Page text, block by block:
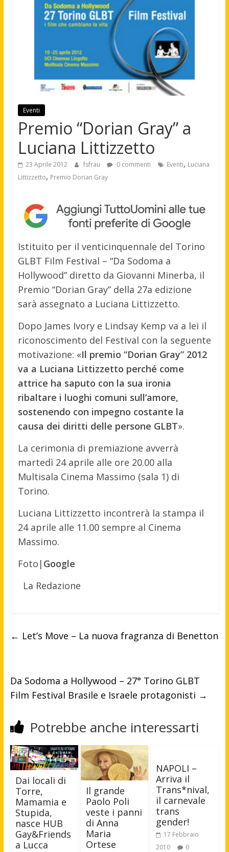
Eventi
Premio “Dorian Gray” a
Luciana Littizzetto
23 Aprile 2012 fsfrau 0 commenti Eventi, Luciana
Littizzetto, Premio Dorian Gray
Istituito per il venticinquennale del Torino
GLBT Film Festival – “Da Sodoma a
Hollywood” diretto da Giovanni Minerba, il
Premio “Dorian Gray” della 27a edizione
sarà assegnato a Luciana Littizzetto.
Dopo James Ivory e Lindsay Kemp va a lei il
riconoscimento del Festival con la seguente
motivazione: «Il premio “Dorian Gray” 2012
va a Luciana Littizzetto perché come
attrice ha saputo con la sua ironia
ribaltare i luoghi comuni sull’amore,
sostenendo con impegno costante la
causa dei diritti delle persone GLBT».
La cerimonia di premiazione avverrà
martedì 24 aprile alle ore 20.00 alla
Multisala Cinema Massimo (sala 1) di
Torino.
Luciana Littizzetto incontrerà la stampa il
24 aprile alle 11.00 sempre al Cinema
Massimo.
Foto| Google
La Redazione
← Let’s Move – La nuova fragranza di Benetton
Da Sodoma a Hollywood – 27° Torino GLBT
Film Festival Brasile e Israele protagonisti →
Potrebbe anche interessarti
Dai locali di
Torre,
Mamamia e
Stupida,
nasce HUB
Gay&Friends
a Lucca
Il grande
Paolo Poli
veste i panni
di Anna
Maria
Ortese
NAPOLI –
Arriva il
Trans*nival,
il carnevale
trans
gender!
17 Febbraio
2010
0